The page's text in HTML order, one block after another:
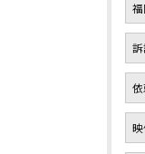
福